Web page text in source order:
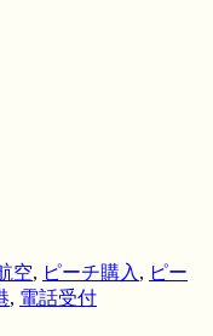
空, ピーチ購入 , ピー
, 電話受付